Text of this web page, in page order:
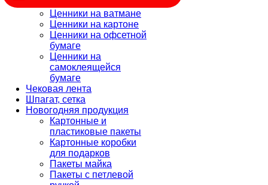
Ценники на ватмане
Ценники на картоне
Ценники на офсетной
бумаге
Ценники на
самоклеящейся
бумаге
Чековая лента
Шпагат, сетка
Новогодняя продукция
Картонные и
пластиковые пакеты
Картонные коробки
для подарков
Пакеты майка
Пакеты с петлевой